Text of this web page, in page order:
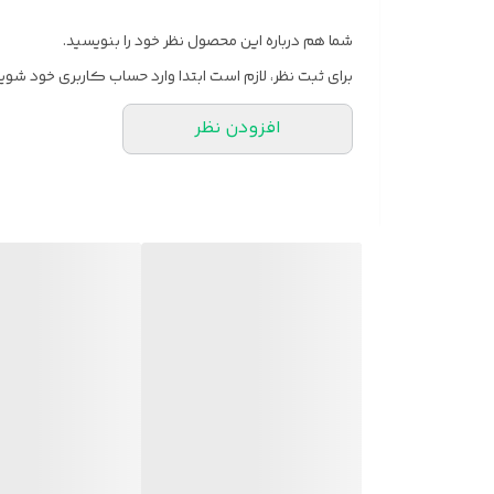
شما هم درباره این محصول نظر خود را بنویسید.
برای ثبت نظر، لازم است ابتدا وارد حساب کاربری خود
افزودن نظر